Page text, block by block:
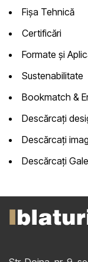
Fișa Tehnică
Certificări
Formate și
Sustenabilitate
Bookmatch &
Descărcați
Descărcați
Descărcați